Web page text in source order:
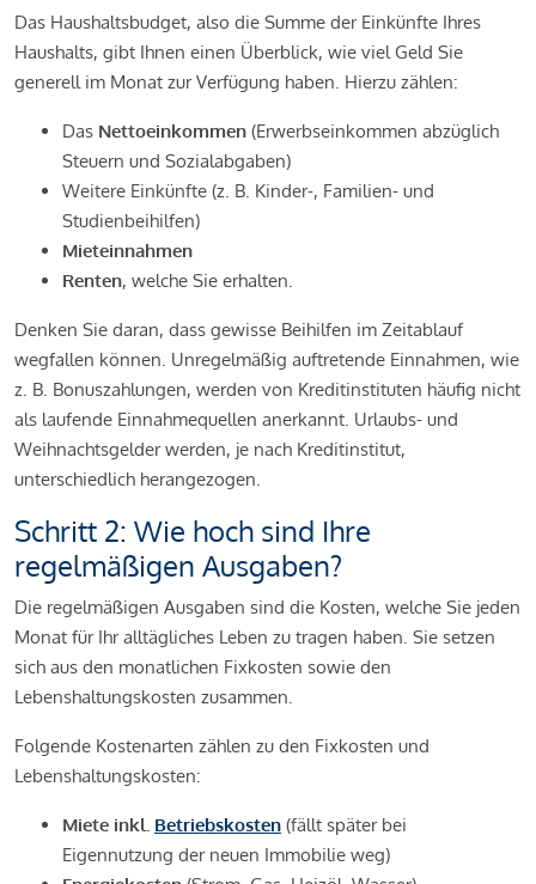
Das Haushaltsbudget, also die Summe der Einkünfte Ihres
Haushalts, gibt Ihnen einen Überblick, wie viel Geld Sie
generell im Monat zur Verfügung haben. Hierzu zählen:
Das Nettoeinkommen (Erwerbseinkommen abzüglich
Steuern und Sozialabgaben)
Weitere Einkünfte (z. B. Kinder-, Familien- und
Studienbeihilfen)
Mieteinnahmen
Renten, welche Sie erhalten.
Denken Sie daran, dass gewisse Beihilfen im Zeitablauf
wegfallen können. Unregelmäßig auftretende Einnahmen, wie
z. B. Bonuszahlungen, werden von Kreditinstituten häufig nicht
als laufende Einnahmequellen anerkannt. Urlaubs- und
Weihnachtsgelder werden, je nach Kreditinstitut,
unterschiedlich herangezogen.
Schritt 2: Wie hoch sind Ihre
regelmäßigen Ausgaben?
Die regelmäßigen Ausgaben sind die Kosten, welche Sie jeden
Monat für Ihr alltägliches Leben zu tragen haben. Sie setzen
sich aus den monatlichen Fixkosten sowie den
Lebenshaltungskosten zusammen.
Folgende Kostenarten zählen zu den Fixkosten und
Lebenshaltungskosten:
Miete inkl. Betriebskosten (fällt später bei
Eigennutzung der neuen Immobilie weg)